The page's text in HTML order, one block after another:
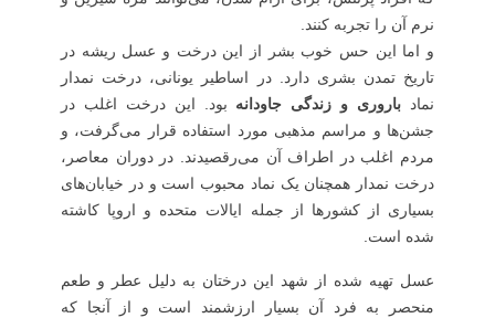
نرم آن را تجربه کنند.
و اما این حس خوب بشر از این درخت و عسل ریشه در
تاریخ تمدن بشری دارد. در اساطیر یونانی، درخت نمدار
نماد باروری و زندگی جاودانه بود. این درخت اغلب در
جشن‌ها و مراسم مذهبی مورد استفاده قرار می‌گرفت، و
مردم اغلب در اطراف آن می‌رقصیدند. در دوران معاصر،
درخت نمدار همچنان یک نماد محبوب است و در خیابان‌های
بسیاری از کشورها از جمله ایالات متحده و اروپا کاشته
شده است.
عسل تهیه شده از شهد این درختان به دلیل عطر و طعم
منحصر به فرد آن بسیار ارزشمند است و از آنجا که